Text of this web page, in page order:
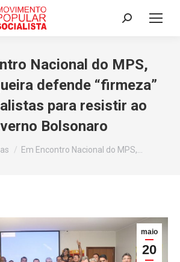
Search:
Nacional do MPS,
defende “firmeza”
para resistir ao
Bolsonaro
Em Encontro Nacional do MPS,…
maio
20